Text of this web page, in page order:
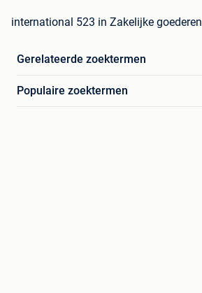
international 523 in Zakelijke goederen
Gerelateerde zoektermen
Populaire zoektermen